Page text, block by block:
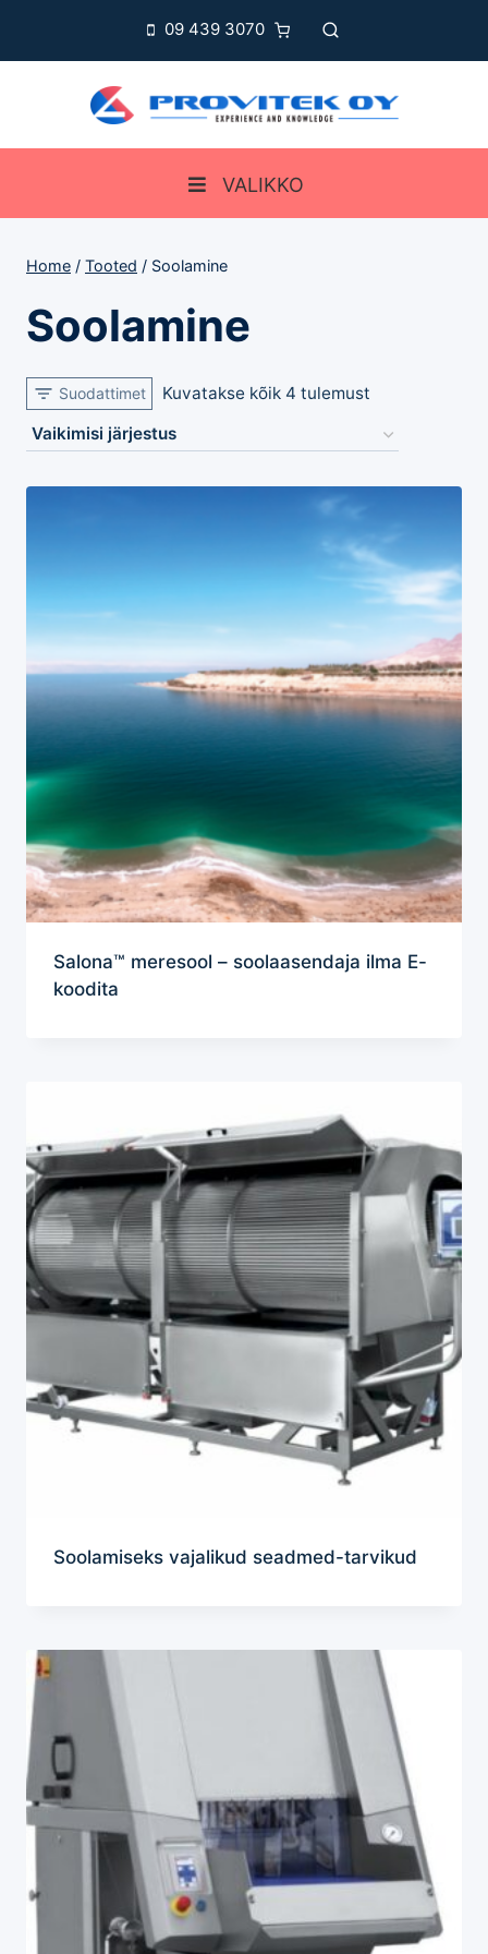
09 439 3070
VALIKKO
Home / Tooted / Soolamine
Soolamine
Suodattimet Kuvatakse kõik 4 tulemust
Salona™ meresool – soolaasendaja ilma E-
koodita
Soolamiseks vajalikud seadmed-tarvikud